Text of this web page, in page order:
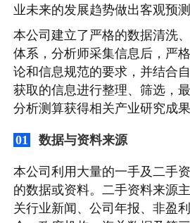
业未来的发展趋势做出客观预测
本公司建立了严格的数据清洗
体系，分析师采集信息后，严
论和信息规范的要求，并结合
获取的信息进行整理、筛选，
分析测算获得相关产业研究成果
01 数据与资料来源
本公司利用大量的一手及二手
的数据或资料。二手资料来源
关行业新闻、公司年报、非盈